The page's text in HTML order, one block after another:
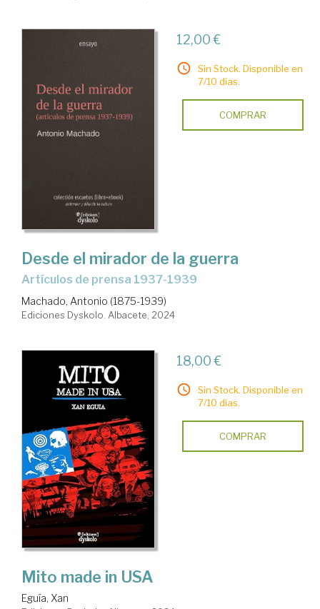
12,00 €
Sin Stock. Disponible en
7/10 días.
COMPRAR
Desde el mirador de la guerra
Artículos de prensa 1937-1939
Machado, Antonio (1875-1939)
Ediciones Dyskolo. Albacete, 2024
18,00 €
Sin Stock. Disponible en
7/10 días.
COMPRAR
Mito made in USA
Eguía, Xan